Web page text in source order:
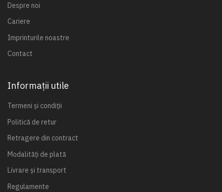
Despre noi
Cariere
Imprinturile noastre
Contact
Informații utile
Termeni și condiții
Politică de retur
Retragere din contract
Modalități de plată
Livrare și transport
Regulamente